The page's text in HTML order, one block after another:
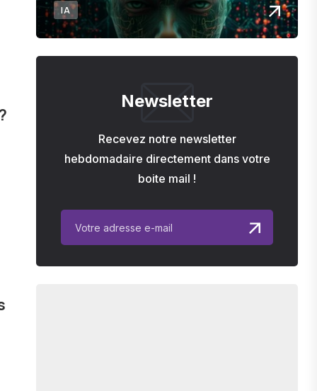
IA
Newsletter
Recevez notre newsletter
hebdomadaire directement dans votre
boite mail !